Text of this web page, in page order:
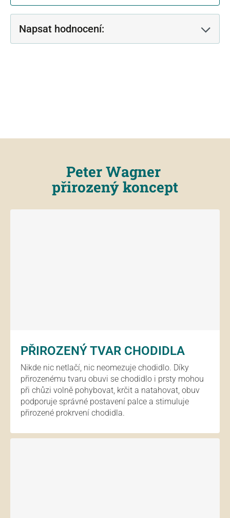
Napsat hodnocení:
Peter Wagner
přirozený koncept
PŘIROZENÝ TVAR CHODIDLA
Nikde nic netlačí, nic neomezuje chodidlo. Díky
přirozenému tvaru obuvi se chodidlo i prsty mohou
při chůzi volně pohybovat, krčit a natahovat, obuv
podporuje správné postavení palce a stimuluje
přirozené prokrvení chodidla.